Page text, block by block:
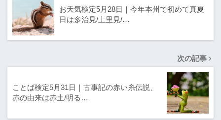
お天気検定5月28日｜今年本州で初めて真夏
日は多治見/上里見/…
次の記事
ことば検定5月31日｜古事記の赤い糸伝説、
赤の由来は赤土/明る…